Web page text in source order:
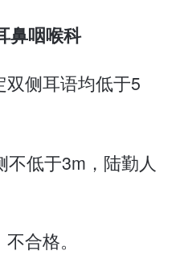
鼻咽喉科
双侧耳语均低于5
低于3m，陆勤人
合格。